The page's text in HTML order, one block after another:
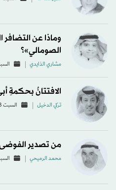
وماذا عن
الصومالي»؟
مشاري الذايدي السبت 08/
الافتتانُ بحكمةِ
تركي الدخيل السبت 08/08 - 00:05
من تصدير الفوضى
محمد الرميحي السبت 08/